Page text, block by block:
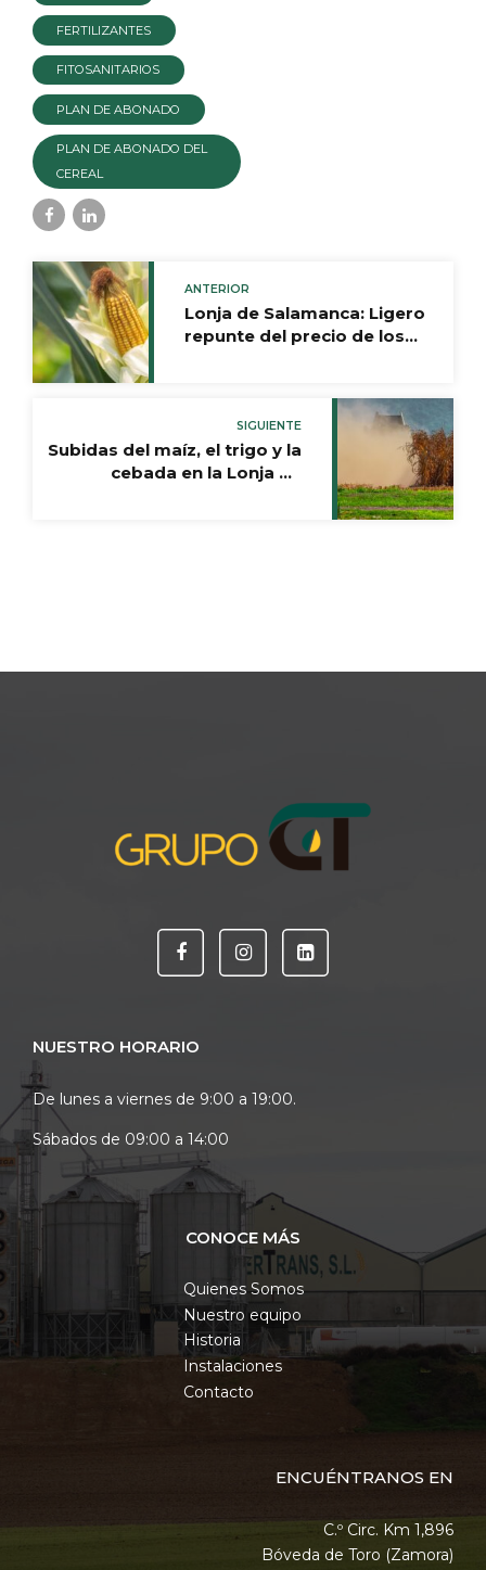
FERTILIZANTES
FITOSANITARIOS
PLAN DE ABONADO
PLAN DE ABONADO DEL
CEREAL
ANTERIOR
Lonja de Salamanca: Ligero
repunte del precio de los
SIGUIENTE
Subidas del maíz, el trigo y la
cebada en la Lonja de
NUESTRO HORARIO
De lunes a viernes de 9:00 a 19:00.
Sábados de 09:00 a 14:00
CONOCE MÁS
Quienes Somos
Nuestro equipo
Historia
Instalaciones
Contacto
ENCUÉNTRANOS EN
C.º Circ. Km 1,896
Bóveda de Toro (Zamora)